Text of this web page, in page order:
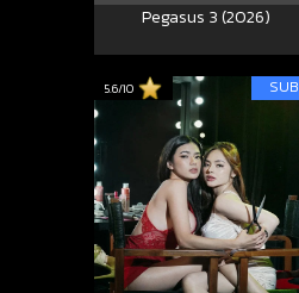
Pegasus 3 (2026)
5.6/10 SUB